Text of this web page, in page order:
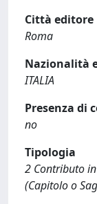
Città editore
Roma
Nazionalità
ITALIA
Presenza di
no
Tipologia
2 Contributo
(Capitolo o